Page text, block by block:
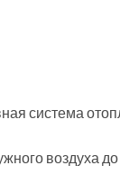
система
воздуха до